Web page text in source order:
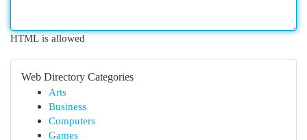
HTML is allowed
Web Directory Categories
Arts
Business
Computers
Games